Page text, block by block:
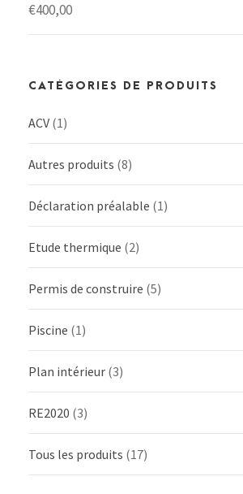
€400,00
CATÉGORIES DE PRODUITS
ACV (1)
Autres produits (8)
Déclaration préalable (1)
Etude thermique (2)
Permis de construire (5)
Piscine (1)
Plan intérieur (3)
RE2020 (3)
Tous les produits (17)